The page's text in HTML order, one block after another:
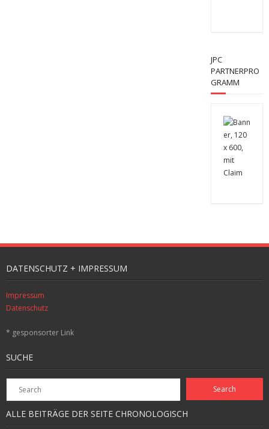
JPC
PARTNERPRO
GRAMM
DATENSCHUTZ + IMPRESSUM
Impressum
Datenschutz
* gesponsorter Link
SUCHE
ALLE BEITRÄGE DER SEITE CHRONOLOGISCH